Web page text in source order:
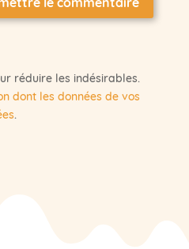
réduire les indésirables.
dont les données de vos
.